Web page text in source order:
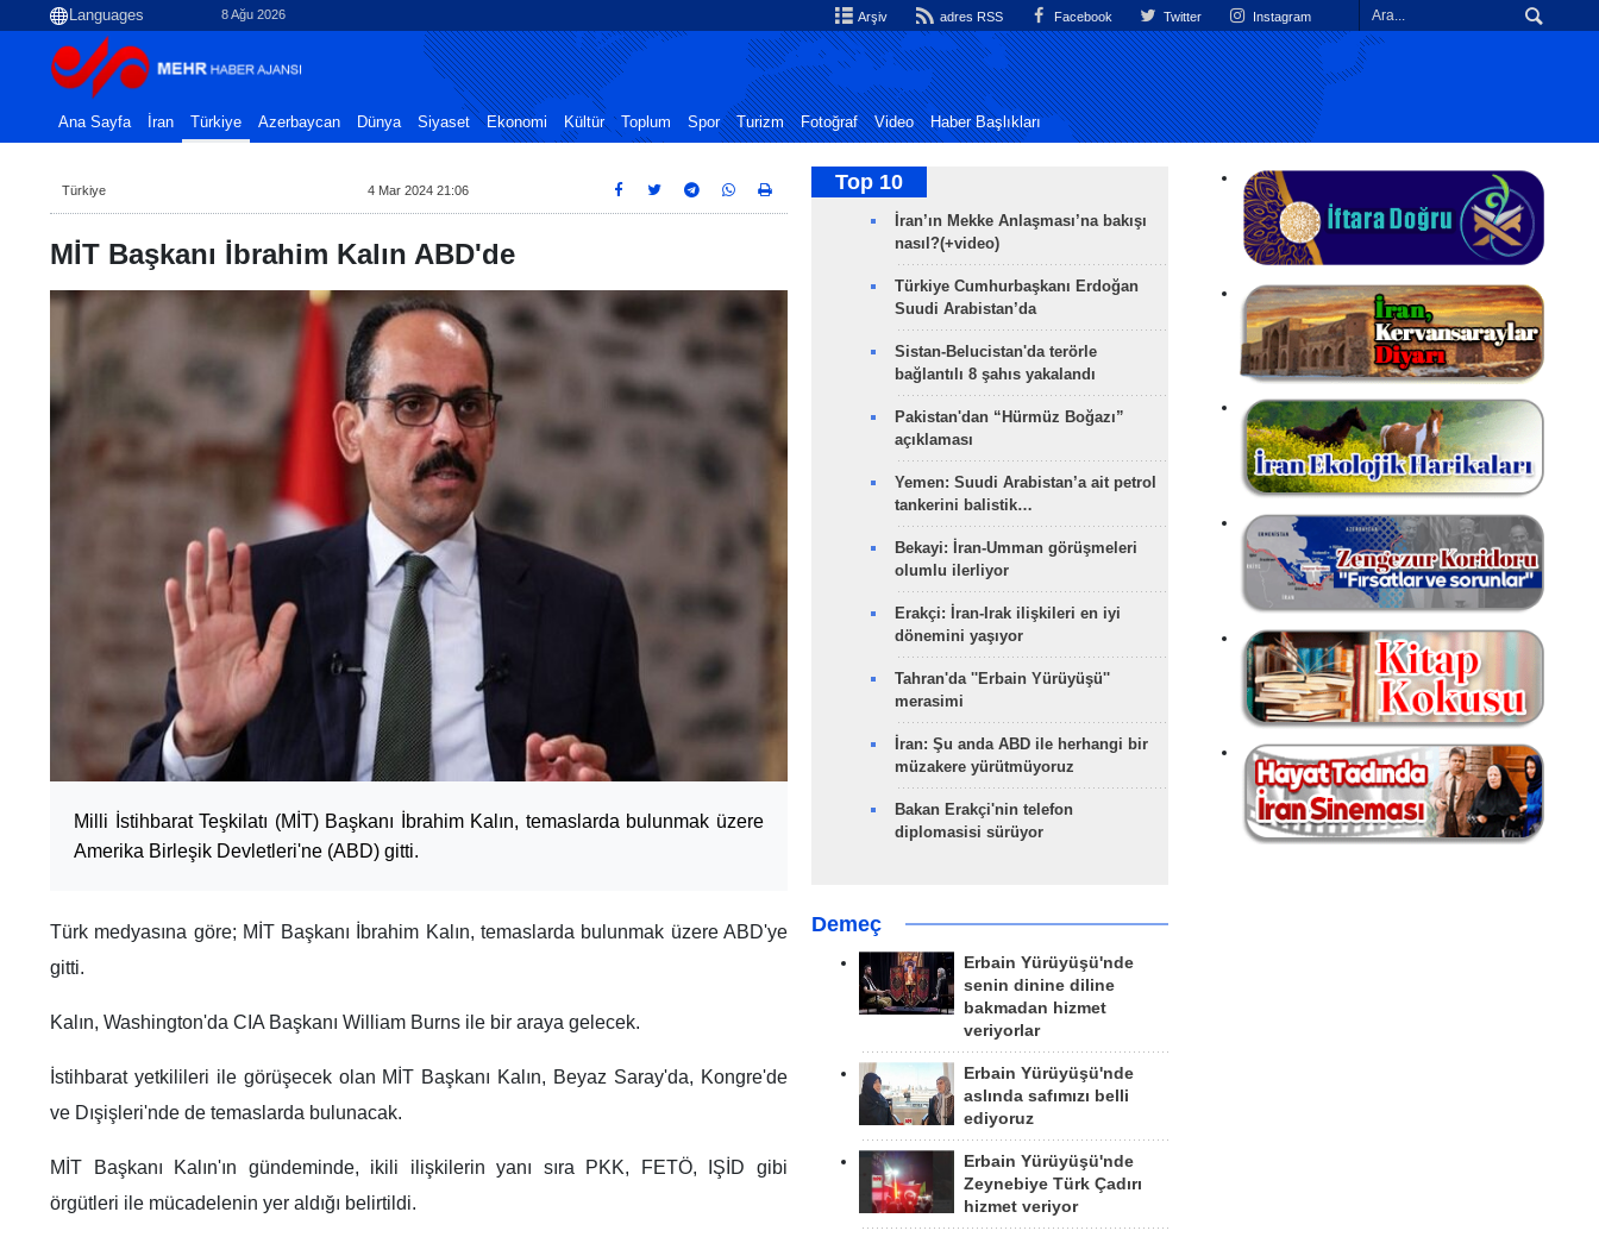
8 Ağu 2026 Arşiv adres RSS Facebook Twitter Instagram
Ana Sayfa İran Türkiye Azerbaycan Dünya Siyaset Ekonomi Kültür Toplum Spor Turizm Fotoğraf Video Haber Başlıkları
Türkiye 4 Mar 2024 21:06
MİT Başkanı İbrahim Kalın ABD'de
Milli İstihbarat Teşkilatı (MİT) Başkanı İbrahim Kalın, temaslarda bulunmak üzere
Amerika Birleşik Devletleri'ne (ABD) gitti.
Türk medyasına göre; MİT Başkanı İbrahim Kalın, temaslarda bulunmak üzere ABD'ye
gitti.
Kalın, Washington'da CIA Başkanı William Burns ile bir araya gelecek.
İstihbarat yetkilileri ile görüşecek olan MİT Başkanı Kalın, Beyaz Saray'da, Kongre'de
ve Dışişleri'nde de temaslarda bulunacak.
MİT Başkanı Kalın'ın gündeminde, ikili ilişkilerin yanı sıra PKK, FETÖ, IŞİD gibi
örgütleri ile mücadelenin yer aldığı belirtildi.
Top 10
İran’ın Mekke Anlaşması’na bakışı
nasıl?(+video)
Türkiye Cumhurbaşkanı Erdoğan
Suudi Arabistan’da
Sistan-Belucistan'da terörle
bağlantılı 8 şahıs yakalandı
Pakistan'dan “Hürmüz Boğazı”
açıklaması
Yemen: Suudi Arabistan’a ait petrol
tankerini balistik…
Bekayi: İran-Umman görüşmeleri
olumlu ilerliyor
Erakçi: İran-Irak ilişkileri en iyi
dönemini yaşıyor
Tahran'da ''Erbain Yürüyüşü''
merasimi
İran: Şu anda ABD ile herhangi bir
müzakere yürütmüyoruz
Bakan Erakçi'nin telefon
diplomasisi sürüyor
Demeç
Erbain Yürüyüşü'nde
senin dinine diline
bakmadan hizmet
veriyorlar
Erbain Yürüyüşü'nde
aslında safımızı belli
ediyoruz
Erbain Yürüyüşü'nde
Zeynebiye Türk Çadırı
hizmet veriyor